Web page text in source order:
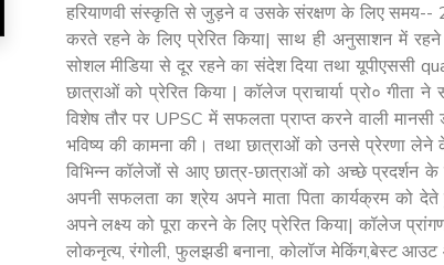
हरियाणवी संस्कृति से जुड़ने व उसके संरक्षण के लिए समय--
करते रहने के लिए प्रेरित किया| साथ ही अनुसाशन में
सोशल मीडिया से दूर रहने का संदेश दिया तथा यूपीएससी
छात्राओं को प्रेरित किया | कॉलेज प्राचार्या प्रो० गीता
विशेष तौर पर UPSC में सफलता प्राप्त करने वाली
भविष्य की कामना की। तथा छात्राओं को उनसे प्रेरणा लेने के
विभिन्न कॉलेजों से आए छात्र-छात्राओं को अच्छे प्रदर्शन के
अपनी सफलता का श्रेय अपने माता पिता कार्यक्रम को
अपने लक्ष्य को पूरा करने के लिए प्रेरित किया| कॉलेज
लोकनृत्य, रंगोली, फुलझडी बनाना, कोलॉज मेकिंग,बेस्ट आउट